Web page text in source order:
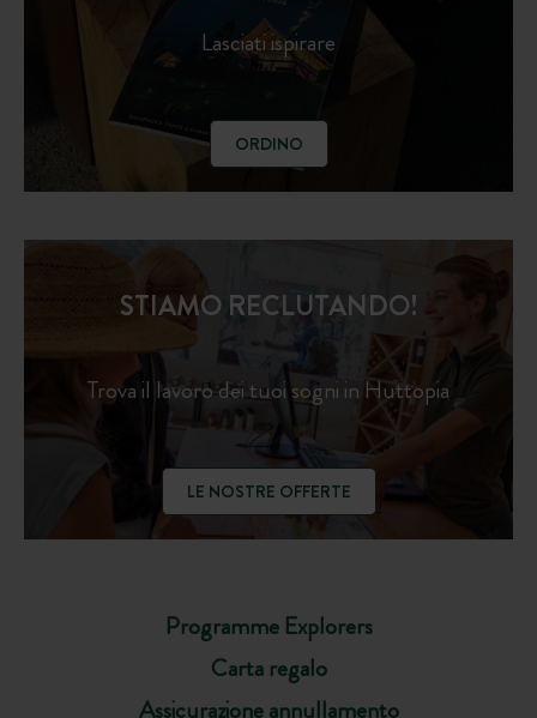
Lasciati ispirare
ORDINO
Programme Explorers
Carta regalo
Assicurazione annullamento
STIAMO RECLUTANDO!
Trova il lavoro dei tuoi sogni in Huttopia
LE NOSTRE OFFERTE